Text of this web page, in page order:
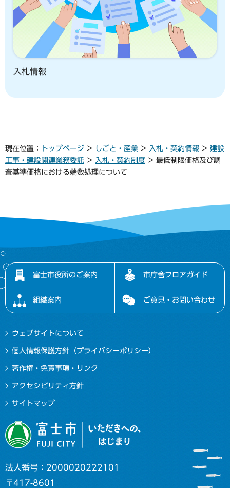
入札情報
現在位置： トップページ > しごと・産業 > 入札・契約情報 > 建設
工事・建設関連業務委託 > 入札・契約制度 > 最低制限価格及び調
査基準価格における端数処理について
富士市役所のご案内 市庁舎フロアガイド
組織案内 ご意見・お問い合わせ
ウェブサイトについて
個人情報保護方針（プライバシーポリシー）
著作権・免責事項・リンク
アクセシビリティ方針
サイトマップ
法人番号：2000020222101
〒417-8601